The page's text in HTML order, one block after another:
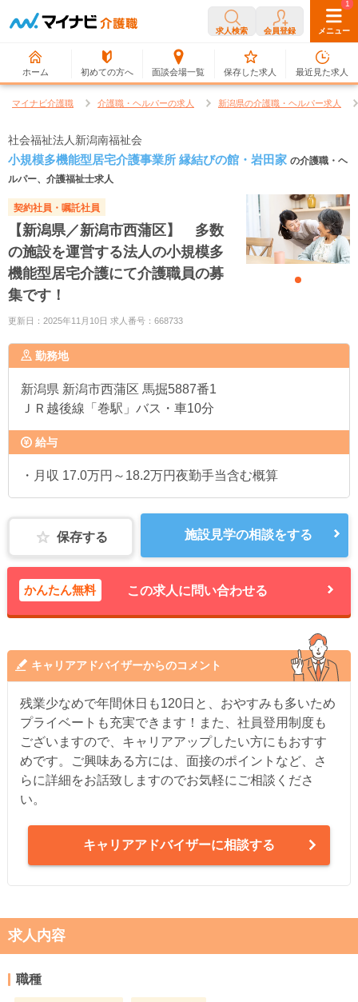
求人検索 会員登録 メニュー
ホーム 初めての方へ 面談会場一覧
0
保存した求人
1
最近見た求人
マイナビ介護職 介護職・ヘルパーの求人 新潟県の介護職・ヘルパー求人
社会福祉法人新潟南福祉会
小規模多機能型居宅介護事業所 縁結びの館・岩田家 の介護職・ヘ
ルパー、介護福祉士求人
契約社員・嘱託社員
【新潟県／新潟市西蒲区】 多数
の施設を運営する法人の小規模多
機能型居宅介護にて介護職員の募
集です！
更新日：2025年11月10日 求人番号：668733
勤務地
新潟県 新潟市西蒲区 馬掘5887番1
ＪＲ越後線「巻駅」バス・車10分
給与
・月収 17.0万円～18.2万円夜勤手当含む概算
保存する 施設見学の相談をする
かんたん無料 この求人に問い合わせる
キャリアアドバイザーからのコメント
残業少なめで年間休日も120日と、おやすみも多いため
プライベートも充実できます！また、社員登用制度も
ございますので、キャリアアップしたい方にもおすす
めです。ご興味ある方には、面接のポイントなど、さ
らに詳細をお話致しますのでお気軽にご相談くださ
い。
キャリアアドバイザーに相談する
求人内容
職種